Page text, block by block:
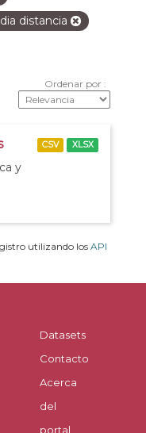
distancia
Ordenar por
y
CSV XLSX
utilizando los API
Datasets
Contacto
Acerca
del
portal